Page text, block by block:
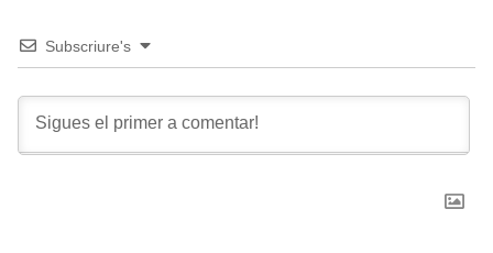
Subscriure's